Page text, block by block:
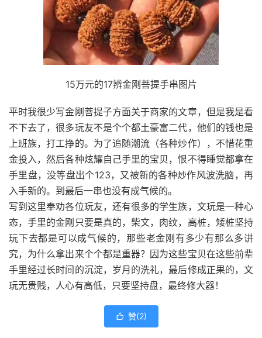
15万元的17辨金刚菩提手串图片
平时我很少写金刚菩提子方面关于商家的文章，但是我是看
不下去了，很多玩友不是个个都土豪富二代，他们的钱也是
上班族，打工挣的。为了追随潮流（各种炒作），不惜花重
金投入，然后各种炫耀自己手里的宝贝，恨不得睡觉都拿在
手里盘，没等盘出个123，又被新的各种炒作风波洗脑，再
入手新的。到最后一串也没有成气候的。
写到这里奉劝各位玩友，还有很多的学生族，文玩是一种心
态，手里的金刚只要是真的，柴文，肉纹，高桩，矮桩坚持
玩下去都是可以成气候的，那些老金刚有多少有那么多讲
究，为什么拿出来个个都是重器？因为这些宝贝在这些前辈
手里经过长时间的沉淀，岁月的洗礼，最后修成正果的，文
玩无贵贱，人心有高低，只要坚持盘，最终修大器！
 赞(2)